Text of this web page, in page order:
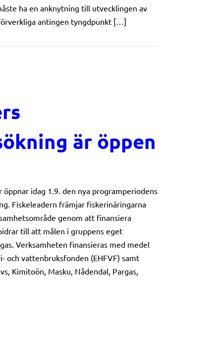
ha en anknytning till utvecklingen av
antingen tyngdpunkt […]
är öppen
öppnar idag 1.9. den nya programperiodens
Fiskeleadern främjar fiskerinäringarna
genom att finansiera
till att målen i gruppens eget
Verksamheten finansieras med medel
och vattenbruksfonden (EHFVF) samt
Kimitoön, Masku, Nådendal, Pargas,